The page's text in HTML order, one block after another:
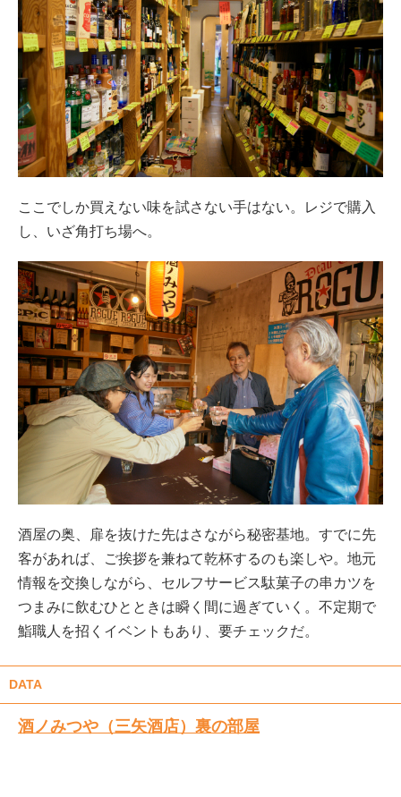
ここでしか買えない味を試さない手はない。レジで購入
し、いざ角打ち場へ。
酒屋の奥、扉を抜けた先はさながら秘密基地。すでに先
客があれば、ご挨拶を兼ねて乾杯するのも楽しや。地元
情報を交換しながら、セルフサービス駄菓子の串カツを
つまみに飲むひとときは瞬く間に過ぎていく。不定期で
鮨職人を招くイベントもあり、要チェックだ。
DATA
酒ノみつや（三矢酒店）裏の部屋